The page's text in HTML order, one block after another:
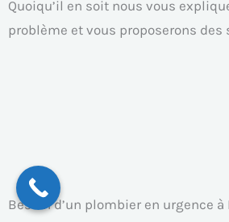
Quoiqu’il en soit nous vous
problème et vous proposerons des
Besoin d’un plombier en urgence à